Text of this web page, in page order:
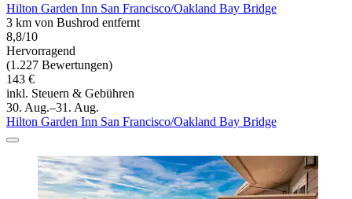
Hilton Garden Inn San Francisco/Oakland Bay Bridge
3 km von Bushrod entfernt
8,8/10
Hervorragend
(1.227 Bewertungen)
143 €
inkl. Steuern & Gebühren
30. Aug.–31. Aug.
Hilton Garden Inn San Francisco/Oakland Bay Bridge